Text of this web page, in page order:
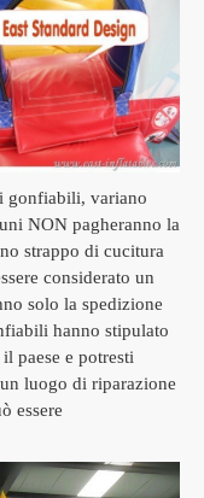
gonfiabili, variano
NON pagheranno la
strappo di cucitura
considerato un
solo la spedizione
hanno stipulato
paese e potresti
luogo di riparazione
essere